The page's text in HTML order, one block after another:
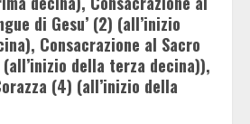
di Gesu’ (2) (all’inizio
Consacrazione al Sacro
(all’inizio della terza decina)),
(4) (all’inizio della